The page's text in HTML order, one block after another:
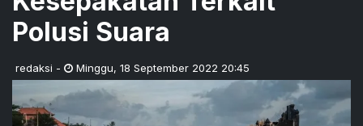
Polusi Suara
redaksi - Minggu, 18 September 2022 20:45